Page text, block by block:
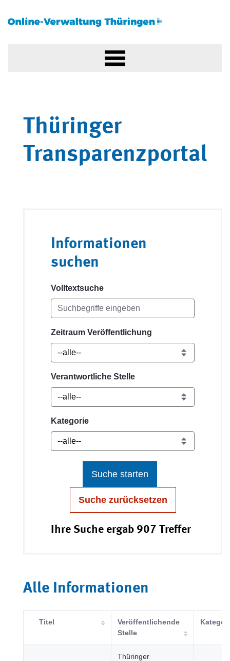
Thüringer
Transparenzportal
Informationen
suchen
Volltextsuche
Zeitraum Veröffentlichung
Verantwortliche Stelle
Kategorie
Suche starten
Suche zurücksetzen
Ihre Suche ergab 907 Treffer
Alle Informationen
Titel
Veröffentlichende
Stelle
Thüringer